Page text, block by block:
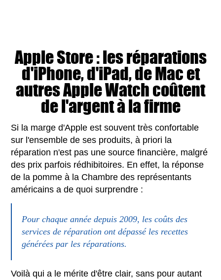
Apple Store : les réparations
d'iPhone, d'iPad, de Mac et
autres Apple Watch coûtent
de l'argent à la firme
Si la marge d'Apple est souvent très confortable
sur l'ensemble de ses produits, à priori la
réparation n'est pas une source financière, malgré
des prix parfois rédhibitoires. En effet, la réponse
de la pomme à la Chambre des représentants
américains a de quoi surprendre :
Pour chaque année depuis 2009, les coûts des
services de réparation ont dépassé les recettes
générées par les réparations.
Voilà qui a le mérite d'être clair, sans pour autant